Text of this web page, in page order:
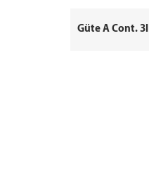
Güte A Cont. 3l